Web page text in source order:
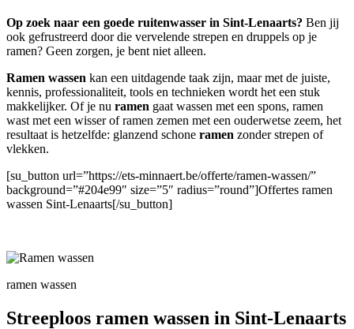
Op zoek naar een goede ruitenwasser in Sint-Lenaarts? Ben jij
ook gefrustreerd door die vervelende strepen en druppels op je
ramen? Geen zorgen, je bent niet alleen.
Ramen wassen kan een uitdagende taak zijn, maar met de juiste,
kennis, professionaliteit, tools en technieken wordt het een stuk
makkelijker. Of je nu ramen gaat wassen met een spons, ramen
wast met een wisser of ramen zemen met een ouderwetse zeem, het
resultaat is hetzelfde: glanzend schone ramen zonder strepen of
vlekken.
[su_button url=”https://ets-minnaert.be/offerte/ramen-wassen/”
background=”#204e99″ size=”5″ radius=”round”]Offertes ramen
wassen Sint-Lenaarts[/su_button]
ramen wassen
Streeploos ramen wassen in Sint-Lenaarts